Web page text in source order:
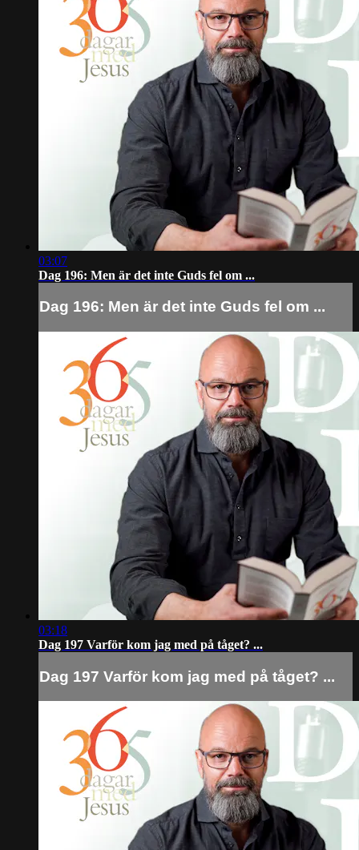
03:07
Dag 196: Men är det inte Guds fel om ...
Dag 196: Men är det inte Guds fel om ...
03:18
Dag 197 Varför kom jag med på tåget? ...
Dag 197 Varför kom jag med på tåget? ...